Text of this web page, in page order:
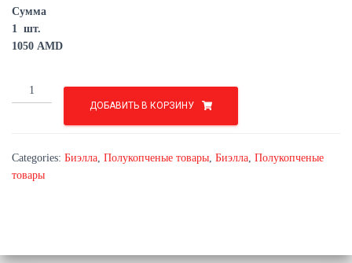
Сумма
1 шт.
1050 AMD
Палермо
quantity
ДОБАВИТЬ В КОРЗИНУ
Categories: Биэлла, Полукопченые товары, Биэлла, Полукопченые
товары